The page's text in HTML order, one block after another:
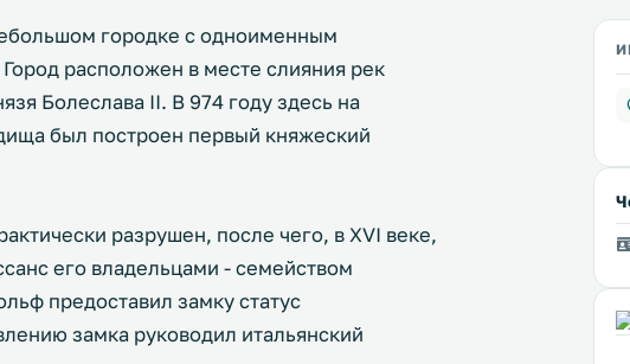
городке с одноименным
расположен в месте слияния рек
Болеслава II. В 974 году здесь на
был построен первый княжеский
разрушен, после чего, в XVI веке,
его владельцами - семейством
предоставил замку статус
замка руководил итальянский